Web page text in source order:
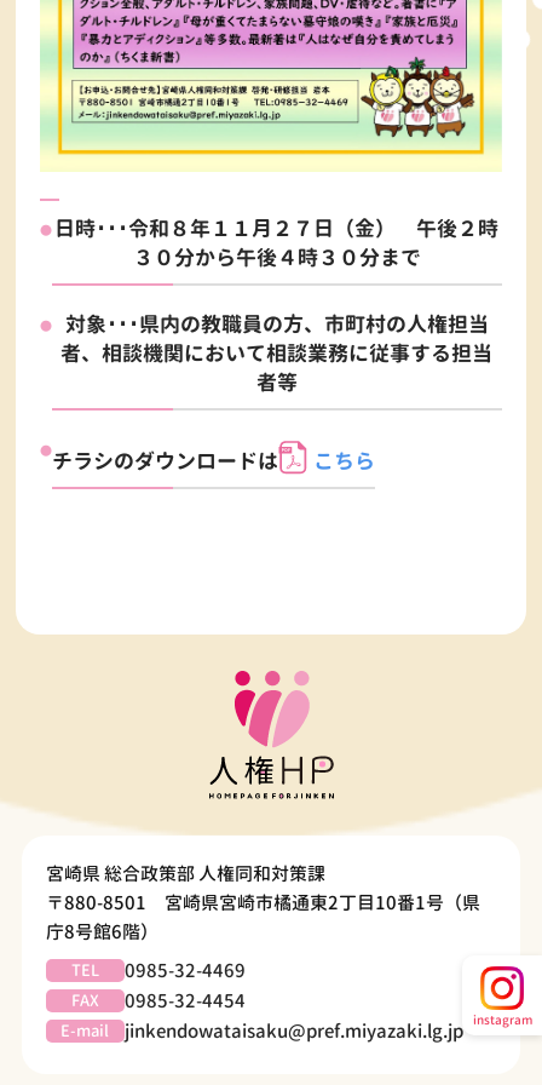
instagram
日時･･･令和８年１１月２７日（金） 午後２時
３０分から午後４時３０分まで
対象･･･県内の教職員の方、市町村の人権担当
者、相談機関において相談業務に従事する担当
者等
チラシのダウンロードは こちら
宮崎県 総合政策部 人権同和対策課
〒880-8501 宮崎県宮崎市橘通東2丁目10番1号（県
庁8号館6階）
TEL 0985-32-4469
FAX 0985-32-4454
E-mail jinkendowataisaku@pref.miyazaki.lg.jp